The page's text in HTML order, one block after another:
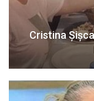
Cristina